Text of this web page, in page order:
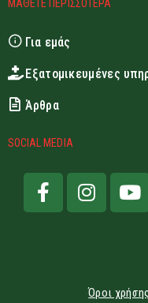
ΜΑΘΕΤΕ ΠΕΡΙΣΣΟΤΕΡΑ
Για εμάς
Εξατομικευμένες
Άρθρα
SOCIAL MEDIA
Όροι